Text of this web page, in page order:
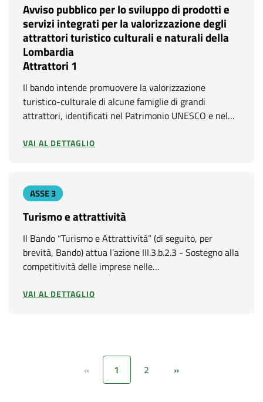
Avviso pubblico per lo sviluppo di prodotti e
servizi integrati per la valorizzazione degli
attrattori turistico culturali e naturali della
Lombardia
Attrattori 1
Il bando intende promuovere la valorizzazione
turistico-culturale di alcune famiglie di grandi
attrattori, identificati nel Patrimonio UNESCO e nel…
VAI AL DETTAGLIO
ASSE 3
Turismo e attrattività
Il Bando “Turismo e Attrattività” (di seguito, per
brevità, Bando) attua l’azione III.3.b.2.3 - Sostegno alla
competitività delle imprese nelle…
VAI AL DETTAGLIO
« 1 2 »